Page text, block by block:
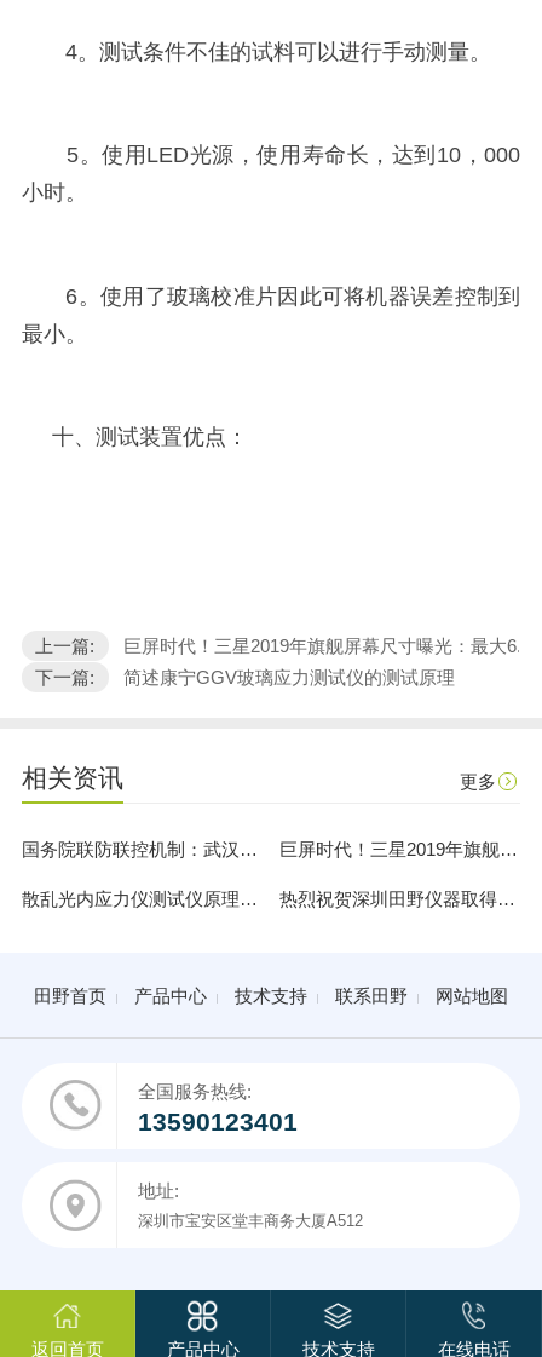
4。测试条件不佳的试料可以进行手动测量。
5。使用LED光源，使用寿命长，达到10，000
小时。
6。使用了玻璃校准片因此可将机器误差控制到
最小。
十、测试装置优点：
上一篇:
巨屏时代！三星2019年旗舰屏幕尺寸曝光：最大
下一篇:
简述康宁GGV玻璃应力测试仪的测试原理
相关资讯 更多
国务院联防联控机制：武汉疫情快速上升态势得到控制 巨屏时代！三星2019年旗舰屏幕尺寸曝光：最大6.75英寸
散乱光内应力仪测试仪原理说明及结构表述 热烈祝贺深圳田野仪器取得彩虹CG71锂铝硅二强玻璃快速测量软件授权及专利
田野首页 产品中心 技术支持 联系田野 网站地图
全国服务热线:
13590123401
地址:
深圳市宝安区堂丰商务大厦A512
返回首页 产品中心 技术支持 在线电话